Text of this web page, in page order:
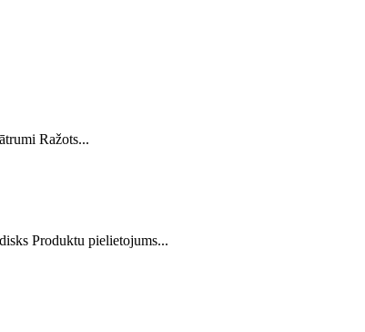
Ražots...
Produktu pielietojums...